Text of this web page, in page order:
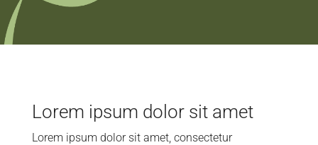
Lorem ipsum dolor sit amet
Lorem ipsum dolor sit amet, consectetur